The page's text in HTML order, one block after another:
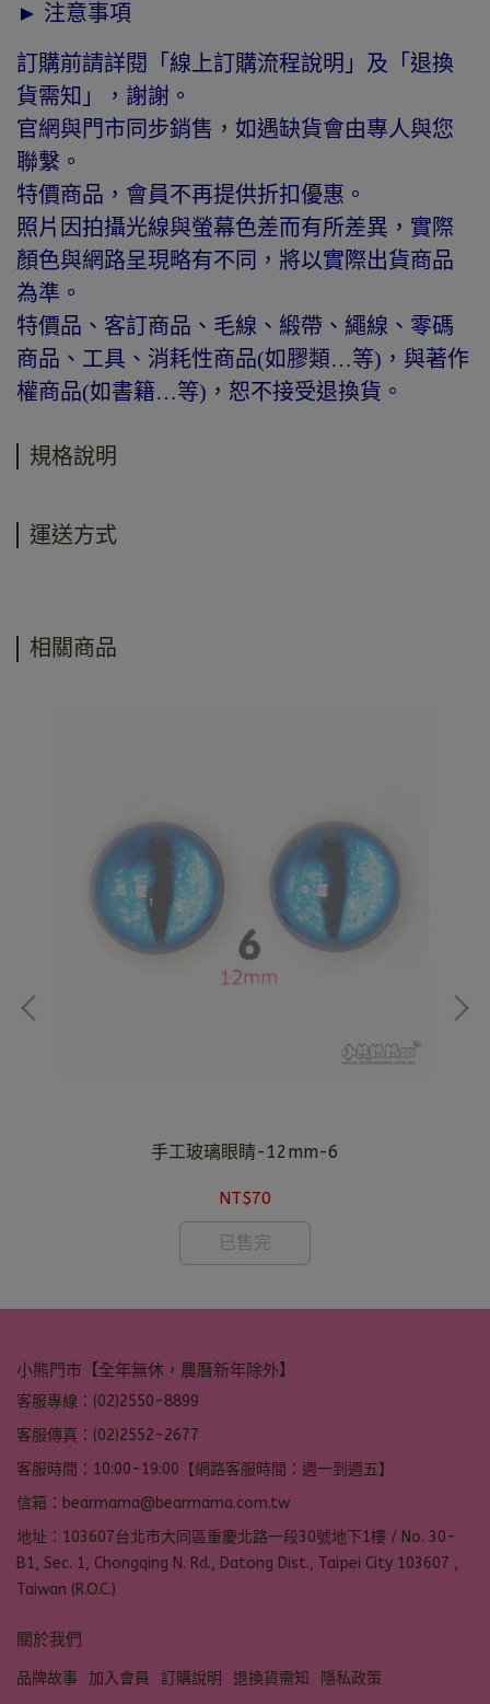
► 注意事項
訂購前請詳閱「線上訂購流程說明」及「退換
貨需知」，謝謝。
官網與門市同步銷售，如遇缺貨會由專人與您
聯繫。
特價商品，會員不再提供折扣優惠。
照片因拍攝光線與螢幕色差而有所差異，實際
顏色與網路呈現略有不同，將以實際出貨商品
為準。
特價品、客訂商品、毛線、緞帶、繩線、零碼
商品、工具、消耗性商品(如膠類…等)，與著作
權商品(如書籍…等)，恕不接受退換貨。
規格說明
運送方式
相關商品
手工玻璃眼睛-12mm-6
NT$70
已售完
小熊門市【全年無休，農曆新年除外】
客服專線：(02)2550-8899
客服傳真：(02)2552-2677
客服時間：10:00-19:00【網路客服時間：週一到週五】
信箱：bearmama@bearmama.com.tw
地址：103607台北市大同區重慶北路一段30號地下1樓 / No. 30-
B1, Sec. 1, Chongqing N. Rd., Datong Dist., Taipei City 103607 ,
Taiwan (R.O.C.)
關於我們
品牌故事 加入會員 訂購說明 退換貨需知
隱私政策